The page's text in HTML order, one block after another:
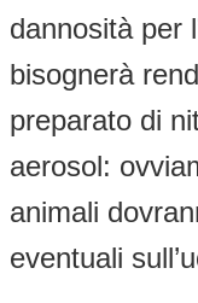
dannosità per
bisognerà
preparato di
aerosol:
animali
eventuali